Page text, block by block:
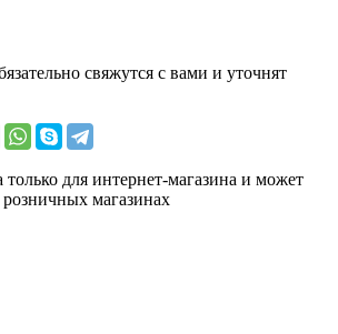
свяжутся с вами и уточнят
только для интернет-магазина и может
розничных магазинах